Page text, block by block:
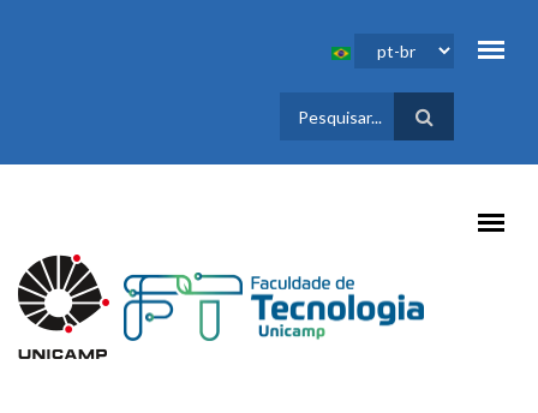
FORMULÁRIO
DE BUSCA